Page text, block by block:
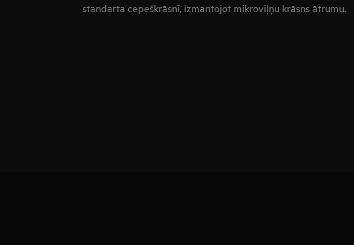
standarta cepeškrāsnī, izmantojot mikroviļņu krāsns ātrumu.